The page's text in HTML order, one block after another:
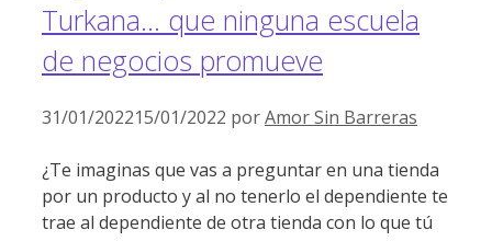
Turkana… que ninguna escuela
de negocios promueve
31/01/202215/01/2022 porAmor Sin Barreras
¿Te imaginas que vas a preguntar en una tienda
por un producto y al no tenerlo el dependiente te
trae al dependiente de otra tienda con lo que tú